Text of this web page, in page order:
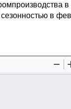
в
сезонностью в